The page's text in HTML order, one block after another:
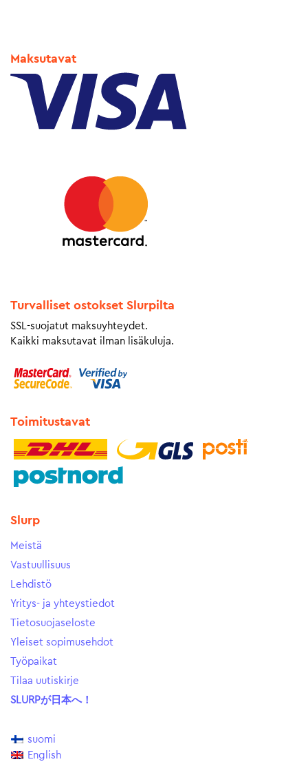
Maksutavat
Turvalliset ostokset Slurpilta
SSL-suojatut maksuyhteydet.
Kaikki maksutavat ilman lisäkuluja.
Toimitustavat
Slurp
Meistä
Vastuullisuus
Lehdistö
Yritys- ja yhteystiedot
Tietosuojaseloste
Yleiset sopimusehdot
Työpaikat
Tilaa uutiskirje
SLURPが日本へ！
suomi
English